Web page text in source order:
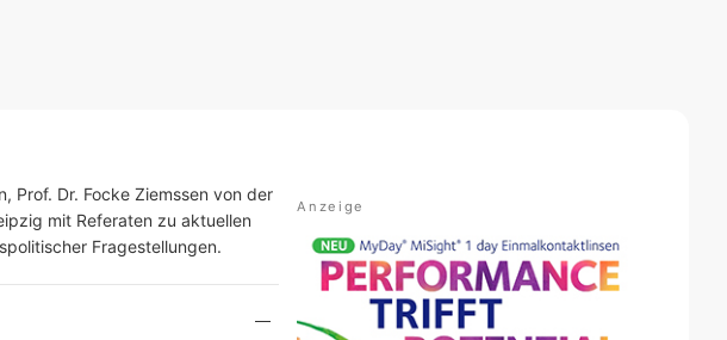
Prof. Dr. Focke Ziemssen von der
mit Referaten zu aktuellen
Fragestellungen.